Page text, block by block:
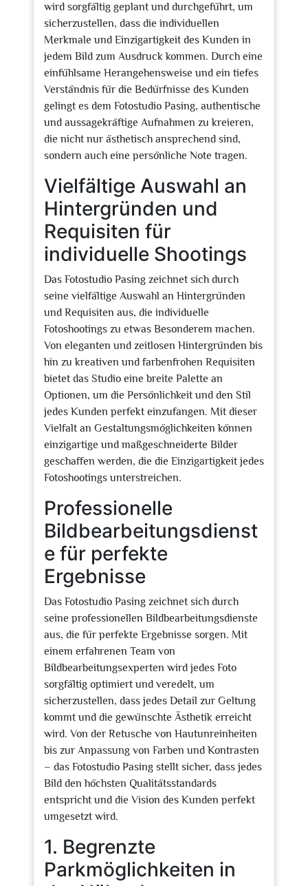
wird sorgfältig geplant und durchgeführt, um
sicherzustellen, dass die individuellen
Merkmale und Einzigartigkeit des Kunden in
jedem Bild zum Ausdruck kommen. Durch eine
einfühlsame Herangehensweise und ein tiefes
Verständnis für die Bedürfnisse des Kunden
gelingt es dem Fotostudio Pasing, authentische
und aussagekräftige Aufnahmen zu kreieren,
die nicht nur ästhetisch ansprechend sind,
sondern auch eine persönliche Note tragen.
Vielfältige Auswahl an
Hintergründen und
Requisiten für
individuelle Shootings
Das Fotostudio Pasing zeichnet sich durch
seine vielfältige Auswahl an Hintergründen
und Requisiten aus, die individuelle
Fotoshootings zu etwas Besonderem machen.
Von eleganten und zeitlosen Hintergründen bis
hin zu kreativen und farbenfrohen Requisiten
bietet das Studio eine breite Palette an
Optionen, um die Persönlichkeit und den Stil
jedes Kunden perfekt einzufangen. Mit dieser
Vielfalt an Gestaltungsmöglichkeiten können
einzigartige und maßgeschneiderte Bilder
geschaffen werden, die die Einzigartigkeit jedes
Fotoshootings unterstreichen.
Professionelle
Bildbearbeitungsdienst
e für perfekte
Ergebnisse
Das Fotostudio Pasing zeichnet sich durch
seine professionellen Bildbearbeitungsdienste
aus, die für perfekte Ergebnisse sorgen. Mit
einem erfahrenen Team von
Bildbearbeitungsexperten wird jedes Foto
sorgfältig optimiert und veredelt, um
sicherzustellen, dass jedes Detail zur Geltung
kommt und die gewünschte Ästhetik erreicht
wird. Von der Retusche von Hautunreinheiten
bis zur Anpassung von Farben und Kontrasten
– das Fotostudio Pasing stellt sicher, dass jedes
Bild den höchsten Qualitätsstandards
entspricht und die Vision des Kunden perfekt
umgesetzt wird.
1. Begrenzte
Parkmöglichkeiten in